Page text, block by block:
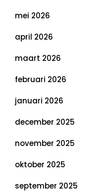
mei 2026
april 2026
maart 2026
februari 2026
januari 2026
december 2025
november 2025
oktober 2025
september 2025